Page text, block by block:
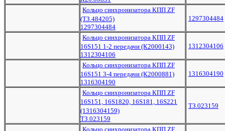
Кольцо синхронизатора КПП ZF
(ТЗ.484205)
1297304484
1297304484
Кольцо синхронизатора КПП ZF
16S151 1-2 передачи (К2000143)
1312304106
1312304106
Кольцо синхронизатора КПП ZF
16S151 3-4 передачи (К2000881)
1316304190
1316304190
Кольцо синхронизатора КПП ZF
16S151, 16S1820, 16S181, 16S221
(1316304159)
ТЗ.023159
ТЗ.023159
Кольцо синхронизатора КПП ZF